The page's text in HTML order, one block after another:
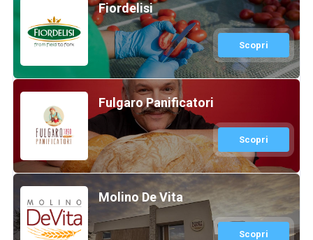
Fiordelisi
Scopri
Fulgaro Panificatori
Scopri
Molino De Vita
Scopri